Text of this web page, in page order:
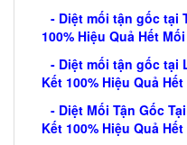
- Diệt mối tận gốc tại
100% Hiệu Quả Hết Mối
- Diệt mối tận gốc tại
Kết 100% Hiệu Quả
- Diệt Mối Tận Gốc
Kết 100% Hiệu Quả